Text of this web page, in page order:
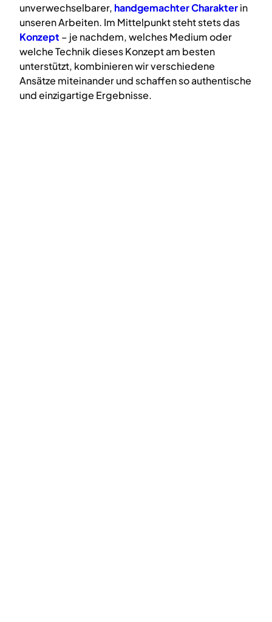
unverwechselbarer, handgemachter Charakterin
unseren Arbeiten. Im Mittelpunkt steht stets das
Konzept – je nachdem, welches Medium oder
welche Technik dieses Konzept am besten
unterstützt, kombinieren wir verschiedene
Ansätze miteinander und schaffen so authentische
und einzigartige Ergebnisse.